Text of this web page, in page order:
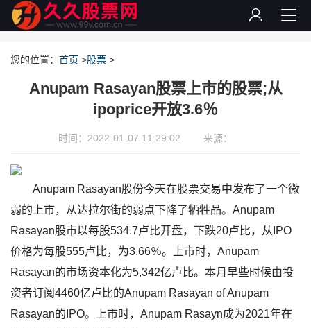
您的位置： 首页 >股票 >
Anupam Rasayan股票上市的股票;从
ipoprice开放3.6％
时间：2022-01-07 11:29:02 来源：
Anupam Rasayan股份今天在股票交易中发布了一个微
弱的上市，从达拉尔街的弱点下降了牺牲品。Anupam
Rasayan股市以每股534.7卢比开盘，下跌20卢比，从IPO
价格为每股555卢比，为3.66％。上市时，Anupam
Rasayan的市场资本化为5,342亿卢比。本月早些时候由投
资者订阅4460亿卢比的Anupam Rasayan of Anupam
Rasayan的IPO。上市时，Anupam Rasayn成为2021年在